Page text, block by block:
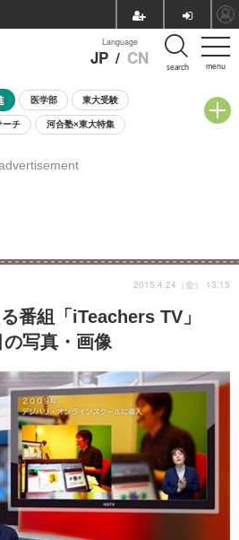
menu
Language
JP / CN search
医学部 東大受験
ーチ 河合塾×東大特集
催学校説明会・相談会
番組「iTeachers TV」
写真・画像
2015.4.24（金） 13:15